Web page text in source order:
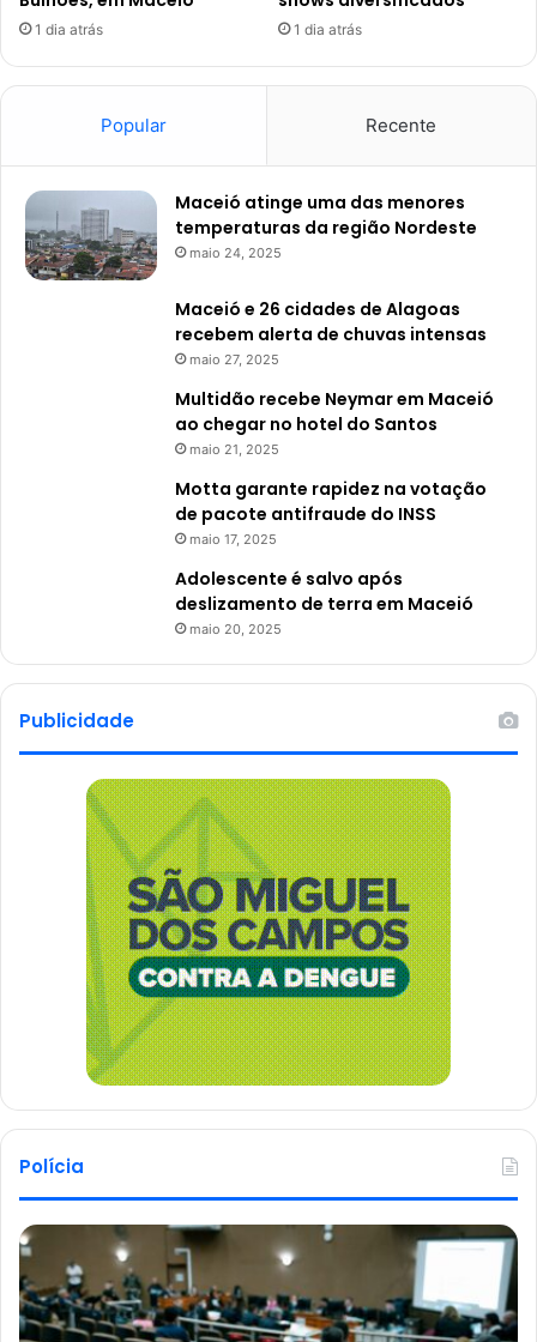
1 dia atrás 1 dia atrás
Popular Recente
Maceió atinge uma das menores
temperaturas da região Nordeste
maio 24, 2025
Maceió e 26 cidades de Alagoas
recebem alerta de chuvas intensas
maio 27, 2025
Multidão recebe Neymar em Maceió
ao chegar no hotel do Santos
maio 21, 2025
Motta garante rapidez na votação
de pacote antifraude do INSS
maio 17, 2025
Adolescente é salvo após
deslizamento de terra em Maceió
maio 20, 2025
Publicidade
Polícia